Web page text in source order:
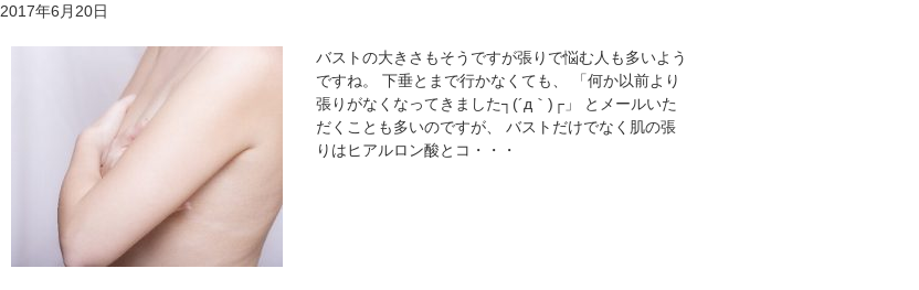
2017年6月20日
バストの大きさもそうですが張りで悩む人も多いよう
ですね。 下垂とまで行かなくても、 「何か以前より
張りがなくなってきました┐(´д｀)┌」 とメールいた
だくことも多いのですが、 バストだけでなく肌の張
りはヒアルロン酸とコ・・・